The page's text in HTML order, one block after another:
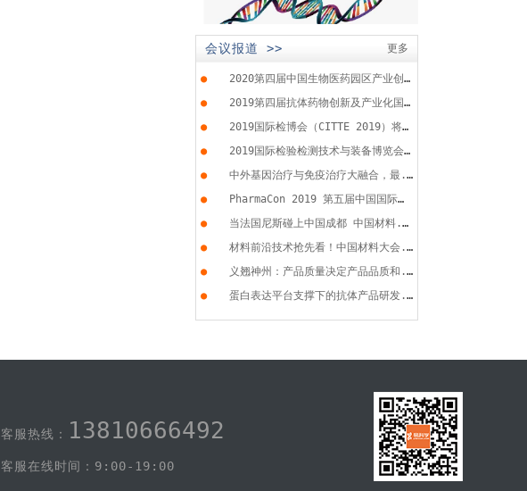
会议报道 >> 更多
●
2020第四届中国生物医药园区产业创...
●
2019第四届抗体药物创新及产业化国...
●
2019国际检博会（CITTE 2019）将于...
●
2019国际检验检测技术与装备博览会...
●
中外基因治疗与免疫治疗大融合，最...
●
PharmaCon 2019 第五届中国国际化...
●
当法国尼斯碰上中国成都 中国材料...
●
材料前沿技术抢先看！中国材料大会...
●
义翘神州：产品质量决定产品品质和...
●
蛋白表达平台支撑下的抗体产品研发...
客服热线： 13810666492
客服在线时间：9:00-19:00